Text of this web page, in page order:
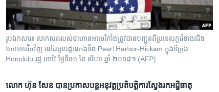
និង​
ទៅ​
កាន់​
ទំព័រ​
បណ្តាញ​សង្គម
ភាសា
រូបឯកសារ៖ សាកសព​របស់​ទាហាន​អាមេរិកាំង​ត្រូវ​បាន​បញ្ជូន​ពី​ប្រទេស​កូរ៉េខាងជើង​
មក​អាមេរិក​វិញ​ នៅ​ឯ​មូលដ្ឋាន​កងទ័ព Pearl Harbor-Hickam ក្នុង​ទីក្រុង
Honolulu រដ្ឋ ហាវៃ ថ្ងៃ​ទី​០១ ខែ សីហា ឆ្នាំ ២០១៨៕ (AFP)
​លោក​ ​ហ៊ុន សែន​ ​បាន​ប្រកាស​បន្ត​អនុវត្ត​ប្រតិបត្តិ​ការ​ស្វែងរក​អដ្ឋិធាតុ​